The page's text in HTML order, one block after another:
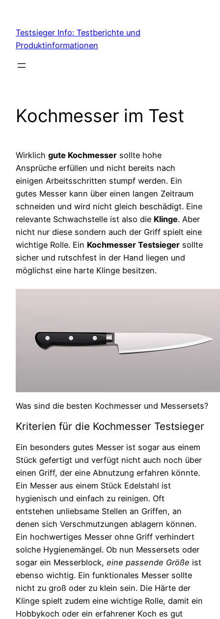
content
Testsieger Info: Testberichte und
Produktinformationen
Kochmesser im Test
Wirklich gute Kochmesser sollte hohe
Ansprüche erfüllen und nicht bereits nach
einigen Arbeitsschritten stumpf werden. Ein
gutes Messer kann über einen langen Zeitraum
schneiden und wird nicht gleich beschädigt. Eine
relevante Schwachstelle ist also die Klinge. Aber
nicht nur diese sondern auch der Griff spielt eine
wichtige Rolle. Ein Kochmesser Testsieger sollte
sicher und rutschfest in der Hand liegen und
möglichst eine harte Klinge besitzen.
Was sind die besten Kochmesser und Messersets?
Kriterien für die Kochmesser Testsieger
Ein besonders gutes Messer ist sogar aus einem
Stück gefertigt und verfügt nicht auch noch über
einen Griff, der eine Abnutzung erfahren könnte.
Ein Messer aus einem Stück Edelstahl ist
hygienisch und einfach zu reinigen. Oft
entstehen unliebsame Stellen an Griffen, an
denen sich Verschmutzungen ablagern können.
Ein hochwertiges Messer ohne Griff verhindert
solche Hygienemängel. Ob nun Messersets oder
sogar ein Messerblock, eine passende Größe ist
ebenso wichtig. Ein funktionales Messer sollte
nicht zu groß oder zu klein sein. Die Härte der
Klinge spielt zudem eine wichtige Rolle, damit ein
Hobbykoch oder ein erfahrener Koch es gut